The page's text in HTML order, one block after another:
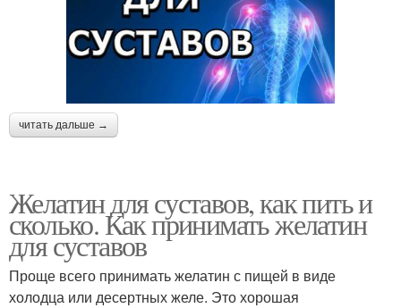
читать дальше →
Желатин для суставов, как пить и
сколько. Как принимать желатин
для суставов
Проще всего принимать желатин с пищей в виде
холодца или десертных желе. Это хорошая